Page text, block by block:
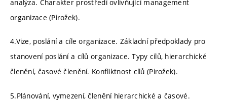
analýza. Charakter prostředí ovlivňující management
organizace (Pirožek).
4.Vize, poslání a cíle organizace. Základní předpoklady pro
stanovení poslání a cílů organizace. Typy cílů, hierarchické
členění, časové členění. Konfliktnost cílů (Pirožek).
5.Plánování, vymezení, členění hierarchické a časové.